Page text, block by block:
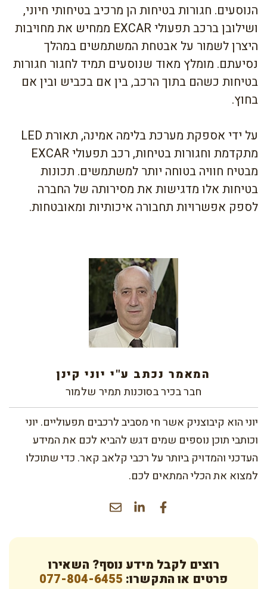
הנוסעים. חגורות בטיחות הן מרכיב בטיחותי חיוני,
ושילובן ברכב תפעולי EXCAR ממחיש את מחויבות
היצרן לשמור על אבטחת המשתמשים במהלך
נסיעתם. מומלץ מאוד שנוסעים תמיד לחגור חגורות
בטיחות כשהם בתוך הרכב, בין אם בכביש ובין אם
בחוץ.
על ידי אספקת מערכת בלימה אמינה, תאורת LED
מתקדמת וחגורות בטיחות, רכב תפעולי EXCAR
מבטיח חוויה בטוחה יותר למשתמשים. תכונות
בטיחות אלו מדגישות את מסירותה של החברה
לספק אפשרויות תחבורה איכותיות ומאובטחות.
המאמר נכתב ע"י יוני קינן
חבר בכיר בסוכנות תמיר שלמור
יוני הוא קיבוצניק אשר חי מסביב לרכבים תפעוליים. יוני
וכותבי תוכן נוספים שמים דגש להביא לכם את המידע
העדכני והמדויק ביותר על רכבי קלאב קאר. כדי שתוכלו
למצוא את הכלי המתאים לכם.
רוצים לקבל מידע נוסף? השאירו
פרטים או התקשרו: 077-804-6455